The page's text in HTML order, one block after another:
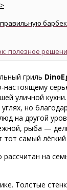
правильную
полезное
гриль
уличной
но
на другой
рыба —
тот самый
рассчитан на
Толстые